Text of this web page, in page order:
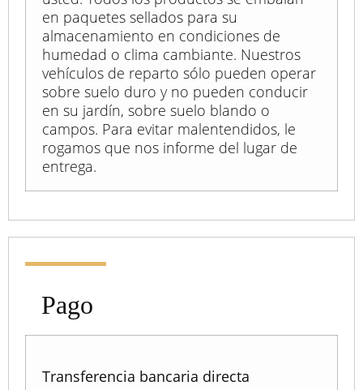
en paquetes sellados para su
almacenamiento en condiciones de
humedad o clima cambiante. Nuestros
vehículos de reparto sólo pueden operar
sobre suelo duro y no pueden conducir
en su jardín, sobre suelo blando o
campos. Para evitar malentendidos, le
rogamos que nos informe del lugar de
entrega.
Pago
Transferencia bancaria directa